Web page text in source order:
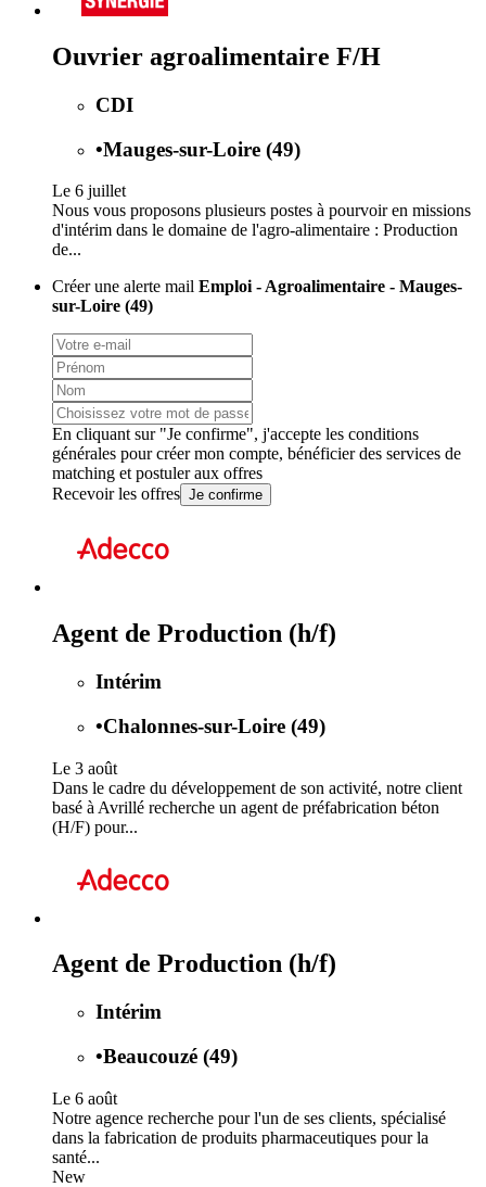
Ouvrier agroalimentaire F/H
CDI
•Mauges-sur-Loire (49)
Le 6 juillet
Nous vous proposons plusieurs postes à pourvoir en missions
d'intérim dans le domaine de l'agro-alimentaire : Production
de...
Créer une alerte mail Emploi - Agroalimentaire - Mauges-
sur-Loire (49)
En cliquant sur "Je confirme", j'accepte les conditions
générales pour créer mon compte, bénéficier des services de
matching et postuler aux offres
Recevoir les offres Je confirme
Agent de Production (h/f)
Intérim
•Chalonnes-sur-Loire (49)
Le 3 août
Dans le cadre du développement de son activité, notre client
basé à Avrillé recherche un agent de préfabrication béton
(H/F) pour...
Agent de Production (h/f)
Intérim
•Beaucouzé (49)
Le 6 août
Notre agence recherche pour l'un de ses clients, spécialisé
dans la fabrication de produits pharmaceutiques pour la
santé...
New